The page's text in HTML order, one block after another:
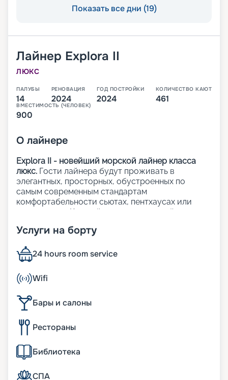
Показать все дни (19)
Лайнер Explora II
ЛЮКС
ПАЛУБЫ
14
РЕНОВАЦИЯ
2024
ГОД ПОСТРОЙКИ
2024
КОЛИЧЕСТВО КАЮТ
461
ВМЕСТИМОСТЬ (ЧЕЛОВЕК)
900
О лайнере
Explora II - новейший морской лайнер класса
люкс. Гости лайнера будут проживать в
элегантных, просторных, обустроенных по
самым современным стандартам
комфортабельности сьютах, пентхаусах или
резиденциях. Каждый из 461 люксов лайнера с
приватными террасами.
На лайнере:
12 баров и лаунджей, а также 6 ресторанов;
3 открытых бассейна, включая 1 бассейн только
для взрослых;
1 закрытый бассейн с раздвижной стеклянной
крышей;
64 индивидуальные кабаны (у бассейнов);
множество открытых и закрытых джакузи;
лаунджи у бассейнов;
казино;
художественная галерея;
Услуги на борту
24 hours room service
Wifi
Бары и салоны
Рестораны
Библиотека
СПА